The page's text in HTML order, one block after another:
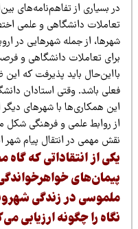
بسیاری از تفاهم‌نامه‌های
دانشگاهی و علمی اختصاص
از جمله شهرهایی در اروپا
تعاملات دانشگاهی و
باید پذیرفت که این
باشد. وقتی استادان دانشگاه،
همکاری‌ها با شهرهای دیگر
روابط علمی و فرهنگی شکل
مهمی در انتقال پیام شهر ایفا
از انتقاداتی که گاه
خواهرخواندگی
در زندگی شهروندان
را چگونه ارزیابی